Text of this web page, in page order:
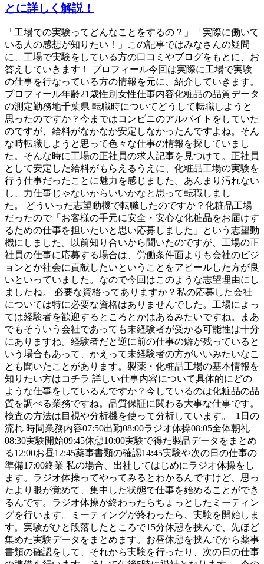
とに詳しく解説！
「工場での実験ってどんなことをするの？」「実際に働いて
いる人の感想が知りたい！」この記事ではみなさんの疑問
に、工場で実験をしている方の口コミやブログをもとに、お
答えしていきます！ プロフィール今回は実際に工場で実験
の仕事を行なっている方の情報を元に、紹介していきます。
プロフィール年齢21歳性別女性仕事内容化粧品の品質データ
の測定勤務地千葉県 転職時についてどうして転職しようと
思ったのですか？今まではコンビニのアルバイトをしていた
のですが、給料がなかなか安定しなかったんですよね。そん
な時転職しようと思って色々な仕事の情報を探していまし
た。そんな時に工場の正社員の求人記事を見つけて。正社員
として安定した給料がもらえるうえに、化粧品工場の実験を
行う仕事だったことに魅力を感じました。あんまり汚れない
し、力仕事じゃないからいいかなと思って転職しまし
た。 どういった志望動機で転職したのですか？化粧品工場
だったので「お客様の手元に安全・安心な化粧品をお届けす
るための仕事を担いたいと思い応募しました」という志望動
機にしました。以前知り合いから聞いたのですが、工場の正
社員の仕事に応募する場合は、労働条件面よりも会社のビジ
ョンとか社会に貢献したいということをアピールした方が良
いといっていました。なので今回はこのような志望理由にし
ましたね。 必要な資格ってありますか？私の応募した会社
については特に必要な資格はありませんでした。工場によっ
ては経験者を歓迎するところとかはあるみたいですね。まあ
でもそういう会社であっても未経験者が受かる可能性は十分
にありますね。経験者だと逆に前の仕事の癖が残っていると
いう場合もあって、かえって未経験者の方がいいみたいなこ
とも聞いたことがあります。製薬・化粧品工場の基本情報を
知りたい方はコチラ 詳しい仕事内容について具体的にどの
ような仕事をしているんですか？今しているのは化粧品の品
質を調べる業務ですね。品質保証に関わる大事な仕事です。
検査の方法は目視や分析機を使って分析しています。 1日の
流れ 時間業務内容07:50出勤08:00ラジオ体操08:05全体朝礼
08:30実験開始09:45休憩10:00実験で得た製品データをまとめ
る12:00お昼12:45薬事書類の確認14:45実験や次の日の仕事の
準備17:00終業 私の場合、出社してはじめにラジオ体操をし
ます。ラジオ体操ってやってみるとわかるんですけど、思っ
たより眼が覚めて、集中した状態で仕事を始めることができ
るんです。ラジオ体操が終わったらちょっとしたミーティン
グを行います。ミーティングが終わったら、実験を開始しま
す。実験がひと段落したところで15分休憩を挟んで、先ほど
集めた実験データをまとめます。お昼休憩を挟んでから薬事
書類の確認をして、それから実験を行ったり、次の日の仕事